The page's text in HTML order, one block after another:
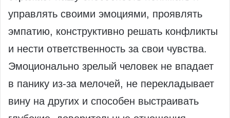
управлять своими эмоциями, проявлять
эмпатию, конструктивно решать конфликты
и нести ответственность за свои чувства.
Эмоционально зрелый человек не впадает
в панику из-за мелочей, не перекладывает
вину на других и способен выстраивать